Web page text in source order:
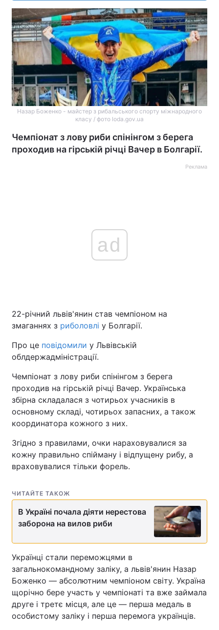
Назар Боженко - майстер з рибальського спорту міжнародного
класу / фото loda.gov.ua
Чемпіонат з лову риби спінінгом з берега
проходив на гірській річці Вачер в Болгарії.
Реклама
ad
22-річний львів'янин став чемпіоном на
змаганнях з риболовлі у Болгарії.
Про це повідомили у Львівській
облдержадміністрації.
Чемпіонат з лову риби спінінгом з берега
проходив на гірській річці Вачер. Українська
збірна складалася з чотирьох учасників в
основному складі, чотирьох запасних, а також
координатора кожного з них.
Згідно з правилами, очки нараховувалися за
кожну правильно спійману і відпущену рибу, а
враховувалися тільки форель.
ЧИТАЙТЕ ТАКОЖ
В Україні почала діяти нерестова
заборона на вилов риби
Українці стали переможцями в
загальнокомандному заліку, а львів'янин Назар
Боженко — абсолютним чемпіоном світу. Україна
щорічно бере участь у чемпіонаті та вже займала
друге і третє місця, але це — перша медаль в
особистому заліку і перша перемога українців.